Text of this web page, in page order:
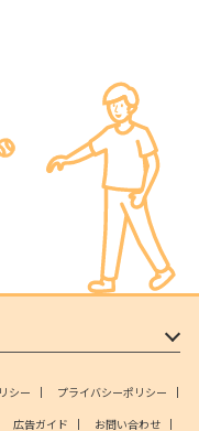
シー
プライバシーポリシー
広告ガイド お問い合わせ